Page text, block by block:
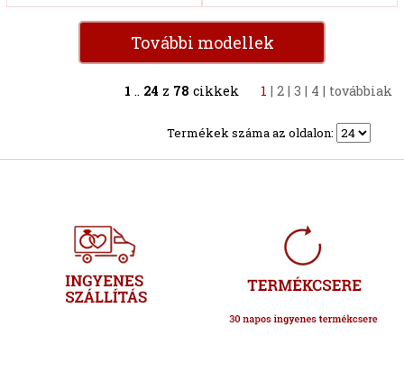
További modellek
1 .. 24 z 78 cikkek 1 | 2 | 3 | 4 | továbbiak
Termékek száma az oldalon: